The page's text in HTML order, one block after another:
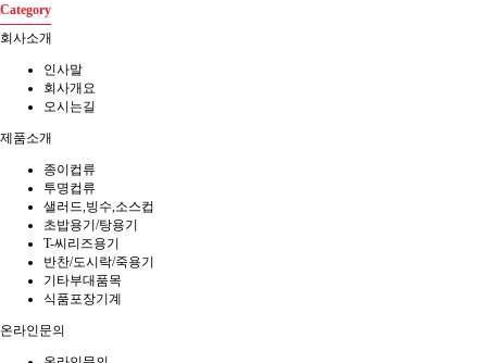
Category
회사소개
인사말
회사개요
오시는길
제품소개
종이컵류
투명컵류
샐러드,빙수,소스컵
초밥용기/탕용기
T-씨리즈용기
반찬/도시락/죽용기
기타부대품목
식품포장기계
온라인문의